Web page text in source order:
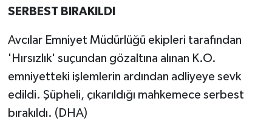
SERBEST BIRAKILDI
Avcılar Emniyet Müdürlüğü ekipleri tarafından
'Hırsızlık' suçundan gözaltına alınan K.O.
emniyetteki işlemlerin ardından adliyeye sevk
edildi. Şüpheli, çıkarıldığı mahkemece serbest
bırakıldı. (DHA)